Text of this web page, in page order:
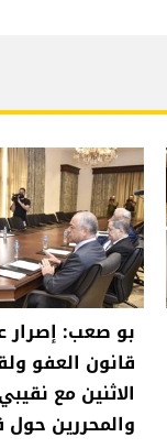
بو صعب: إصرار
قانون العفو
الاثنين مع
والمحررين حول